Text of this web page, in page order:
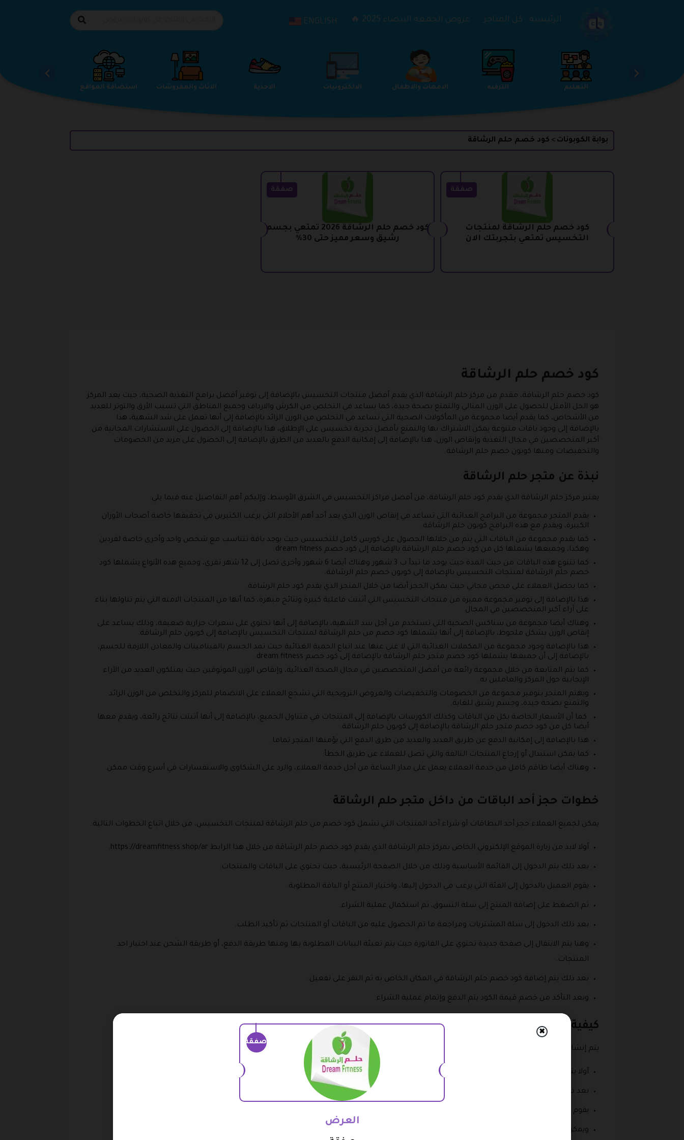
الرئيسية كل المتاجر عروض الجمعة البيضاء 2025 🔥 ENGLISH
استضافة المواقع الاثاث والمفروشات الاحذية الالكترونيات الامهات والاطفال الترفيه التعليم الجمال والعناية الخدمات
بوابة الكوبونات > كود خصم حلم الرشاقة
صفقة
كود خصم حلم الرشاقة لمنتجات
التخسيس تمتعي بتجربتك الان
صفقة
كود خصم حلم الرشاقة 2026 تمتعي بجسم
رشيق وسعر مميز حتى 30%
كود خصم حلم الرشاقة
كود خصم حلم الرشاقة، مقدم من مركز حلم الرشاقة الذي يقدم أفضل منتجات التخسيس بالإضافة إلى توفير أفضل برامج التغذية الصحية، حيث يعد المركز
هو الحل الأمثل للحصول على الوزن المثالي والتمتع بصحة جيدة، كما يساعد في التخلص من الكرش والارداف وجميع المناطق التي تسبب الأرق والتوتر للعديد
من الأشخاص، كما يقدم أيضا مجموعة من المأكولات الصحية التي تساعد في التخلص من الوزن الزائد بالإضافة إلى أنها تعمل على شد الشهية، هذا
بالإضافة إلى وجود باقات متنوعة يمكن الاشتراك بها والتمتع بأفضل تجربة تخسيس على الإطلاق، هذا بالإضافة إلى الحصول على الاستشارات المجانية من
أكبر المتخصصين في مجال التغذية وإنقاص الوزن، هذا بالإضافة إلى إمكانية الدفع بالعديد من الطرق بالإضافة إلى الحصول على مزيد من الخصومات
والتخفيضات ومنها كوبون خصم حلم الرشاقة.
نبذة عن متجر حلم الرشاقة
يعتبر مركز حلم الرشاقة الذي يقدم كود حلم الرشاقة، من أفضل مراكز التخسيس في الشرق الأوسط، وإليكم أهم التفاصيل عنه فيما يلي:
يقدم المتجر مجموعة من البرامج الغذائية التي تساعد في إنقاص الوزن الذي يعد أحد أهم الأحلام التي يرغب الكثيرين في تحقيقها خاصة أصحاب الأوزان
الكبيرة، ويقدم مع هذه البرامج كوبون حلم الرشاقة.
كما يقدم مجموعة من الباقات التي يتم من خلالها الحصول على كورس كامل للتخسيس حيث يوجد باقة تتناسب مع شخص واحد وأخرى خاصة لفردين
وهكذا، وجميعها يشملها كل من كود خصم حلم الرشاقة بالإضافة إلى كود خصم dream fitness.
كما تتنوع هذه الباقات من حيث المدة حيث يوجد ما تبدأ ب 3 شهور وهناك أيضا 6 شهور وأخرى تصل إلى 12 شهر تقري، وجميع هذه الأنواع يشملها كود
خصم حلم الرشاقة لمنتجات التخسيس بالإضافة إلى كوبون خصم حلم الرشاقة.
كما يحصل العملاء على فحص مجاني حيث يمكن الحجز أيضا من خلال المتجر الذي يقدم كود حلم الرشاقة.
هذا بالإضافة إلى توفير مجموعة مميزة من منتجات التخسيس التي أثبتت فاعلية كبيرة ونتائج مبهرة، كما أنها من المنتجات الامنه التي يتم تناولها بناء
على آراء أكبر المتخصصين في المجال.
وهناك أيضا مجموعة من سناكس الصحية التي تستخدم من أجل سد الشهية، بالإضافة إلى أنها تحتوي على سعرات حرارية ضعيفة، وذلك يساعد على
إنقاص الوزن بشكل ملحوظ، بالإضافة إلى أنها يشملها كود خصم من حلم الرشاقة لمنتجات التخسيس بالإضافة إلى كوبون حلم الرشاقة.
هذا بالإضافة وجود مجموعة من المكملات الغذائية التي لا غني عنها عند اتباع الحمية الغذائية حيث تمد الجسم بالفيتامينات والمعادن اللازمة للجسم،
بالإضافة إلى أن جميعها يشملها كود خصم متجر حلم الرشاقة بالإضافة إلى كود خصم dream fitness.
كما يتم المتابعة من خلال مجموعة رائعة من أفضل المتخصصين في مجال الصحة الغذائية، وإنقاص الوزن الموثوقين حيث يمتلكون العديد من الآراء
الإيجابية حول المركز والعاملين به.
ويهتم المتجر بتوفير مجموعة من الخصومات والتخفيضات والعروض الترويجية التي تشجع العملاء على الانضمام للمركز والتخلص من الوزن الزائد
والتمتع بصحة جيدة، وجسم رشيق للغاية.
كما أن الأسعار الخاصة بكل من الباقات وكذلك الكورسات بالإضافة إلى المنتجات في متناول الجميع، بالإضافة إلى أنها أثبتت نتائج رائعة، ويقدم معها
أيضا كل من كود خصم متجر حلم الرشاقة بالإضافة إلى كوبون حلم الرشاقة.
هذا بالإضافة إلى إمكانية الدفع عن طريق العديد والعديد من طرق الدفع التي يؤمنها المتجر تماما.
كما يمكن استبدال أو إرجاع المنتجات التالفة والتي تصل للعملاء عن طريق الخطأ.
وهناك أيضا طاقم كامل من خدمة العملاء يعمل على مدار الساعة من أجل خدمة العملاء، والرد على الشكاوى والاستفسارات في أسرع وقت ممكن.
خطوات حجز أحد الباقات من داخل متجر حلم الرشاقة
يمكن لجميع العملاء حجز أحد البطاقات أو شراء أحد المنتجات التي تشمل كود خصم من حلم الرشاقة لمنتجات التخسيس، من خلال اتباع الخطوات التالية:
أولا لابد من زيارة الموقع الإلكتروني الخاص بمركز حلم الرشاقة الذي يقدم كود خصم حلم الرشاقة من خلال هذا الرابط https://dreamfitness.shop/ar.
بعد ذلك يتم الدخول إلى القائمة الأساسية وذلك من خلال الصفحة الرئيسية، حيث تحتوي على الباقات والمنتجات.
يقوم العميل بالدخول إلى الفئة التي يرغب في الدخول إليها، واختيار المنتج أو الباقة المطلوبة.
ثم الضغط على إضافة المنتج إلى سلة التسوق، ثم استكمال عملية الشراء.
بعد ذلك الدخول إلى سلة المشتريات ومراجعة ما تم الحصول عليه من الباقات أو المنتجات ثم تأكيد الطلب.
وهنا يتم الانتقال إلى صفحة جديدة تحتوي على الفاتورة حيث يتم تعبئة البيانات المطلوبة بها ومنها طريقة الدفع، أو طريقة الشحن عند اختيار احد
المنتجات.
بعد ذلك يتم إضافة كود خصم حلم الرشاقة في المكان الخاص به ثم النقر على تفعيل.
وبعد التأكد من خصم قيمة الكود يتم الدفع وإتمام عملية الشراء.
كيفية انشاء حساب جديد داخل متجر حلم الرشاقة
يتم إنشاء حساب جديد داخل متجر حلم الرشاقة الذي يوفر كود خصم حلم الرشاقة عن طريق مجموعة من الخطوات وهي على النحو التالي:
أولا يتم النقر على هذا الرابط https://dreamfitness.shop/ar للدخول إلى المتجر الذي يقدم كود خصم حلم الرشاقة.
بعد ذلك يتم الدخول إلى الصفحة الرئيسية حيث توجد علامة تسجيل الدخول أعلى الصفحة الرئيسية.
يقوم العميل بالضغط عليها، وهنا يتم الانتقال إلى نموذج خاص بتسجيل الدخول حيث يتم اختيار الوسيلة التي يرغب العميل بالتسجيل من خلالها.
ويمكن للعملاء اختيار التسجيل من خلال رقم الهاتف بالإضافة إلى إمكانية اختيار البريد الإلكتروني.
صفقة
✖
العرض